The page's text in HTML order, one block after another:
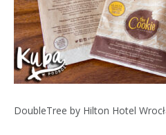
DoubleTree by Hilton Hotel